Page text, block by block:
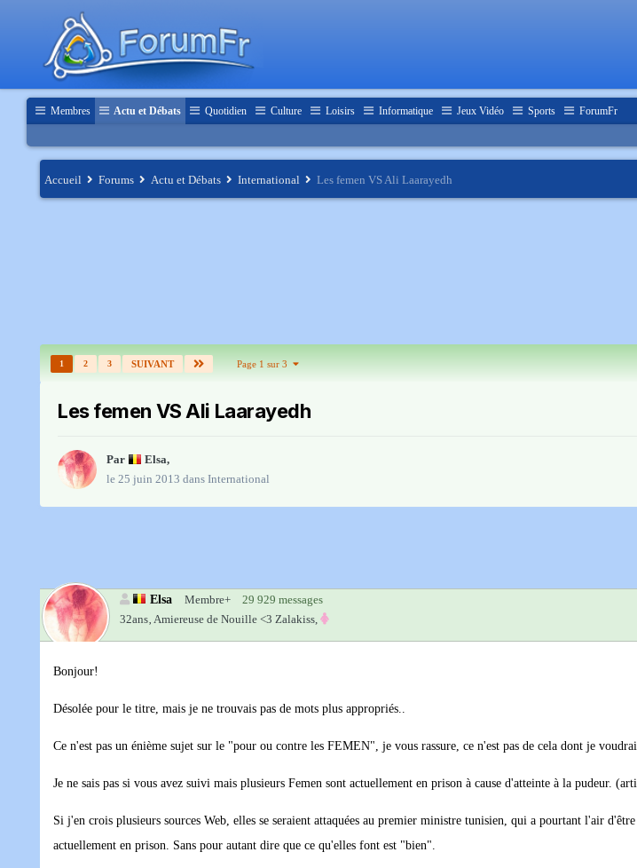
Membres Actu et Débats Quotidien Culture Loisirs Informatique Jeux Vidéo Sports ForumFr
Accueil Forums Actu et Débats International Les femen VS Ali Laarayedh
1 2 3 SUIVANT Page 1 sur 3
Les femen VS Ali Laarayedh
Par Elsa,
le 25 juin 2013 dans International
Elsa Membre+
29 929 messages
32ans‚ Amiereuse de Nouille <3 Zalakiss,
Bonjour!
Désolée pour le titre, mais je ne trouvais pas de mots plus appropriés..
Ce n'est pas un énième sujet sur le "pour ou contre les FEMEN", je vous rassure, ce n'est pas de cela dont je
Je ne sais pas si vous avez suivi mais plusieurs Femen sont actuellement en prison à cause d'atteinte à la pudeur.
Si j'en crois plusieurs sources Web, elles se seraient attaquées au premier ministre tunisien, qui a pourtant l'air
actuellement en prison. Sans pour autant dire que ce qu'elles font est "bien".